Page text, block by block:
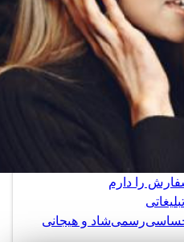
را دارم
رسمیشاد و هیجانی